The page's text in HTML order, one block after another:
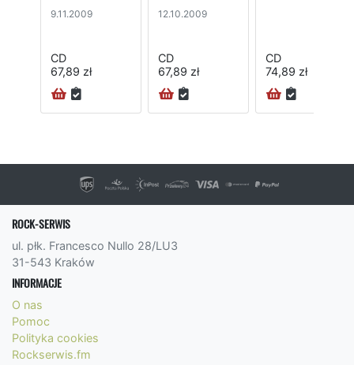
9.11.2009
CD
67,89 zł
12.10.2009
CD
67,89 zł
CD
74,89 zł
ROCK-SERWIS
ul. płk. Francesco Nullo 28/LU3
31-543 Kraków
INFORMACJE
O nas
Pomoc
Polityka cookies
Rockserwis.fm